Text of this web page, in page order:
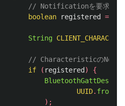
// Notificationを要求する
boolean
registered =
String
// Characteristicの
if
( registered )
{
UUID.
);